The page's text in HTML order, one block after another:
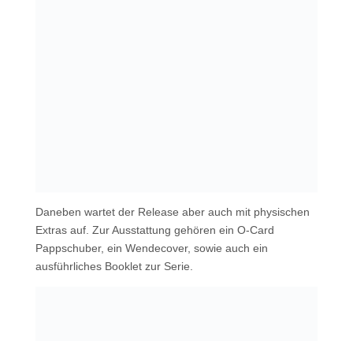
Daneben wartet der Release aber auch mit physischen
Extras auf. Zur Ausstattung gehören ein O-Card
Pappschuber, ein Wendecover, sowie auch ein
ausführliches Booklet zur Serie.